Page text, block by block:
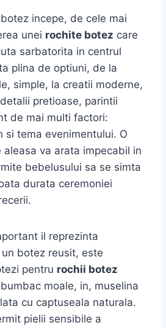
incepe, de cele mai
unei rochite botez care
sarbatorita in centrul
plina de optiuni, de la
simple, la creatii moderne,
pretioase, parintii
de mai multi factori:
si tema evenimentului. O
aleasa va arata impecabil in
bebelusului sa se simta
durata ceremoniei
il reprezinta
botez reusit, este
pentru rochii botez
moale, in, muselina
cu captuseala naturala.
pielii sensibile a